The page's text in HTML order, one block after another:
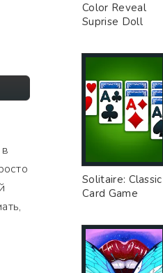
Color Reveal
Suprise Doll
Solitaire: Classic
Card Game